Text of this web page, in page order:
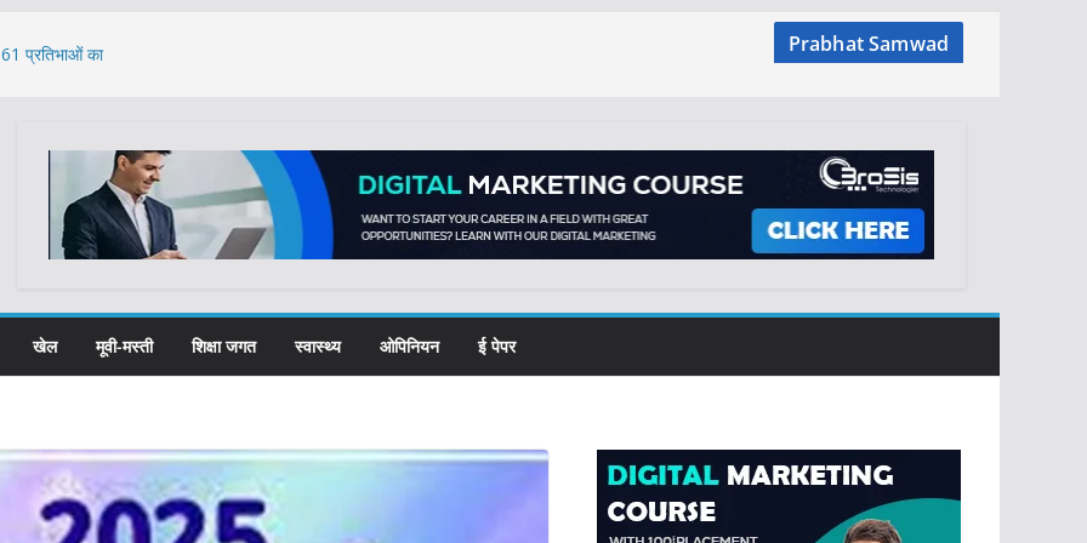
61 प्रतिभाओं का
का मुद्दा: केंद्र ने
Prabhat Samwad
खेल मूवी-मस्ती शिक्षा जगत स्वास्थ्य ओपिनियन ई पेपर